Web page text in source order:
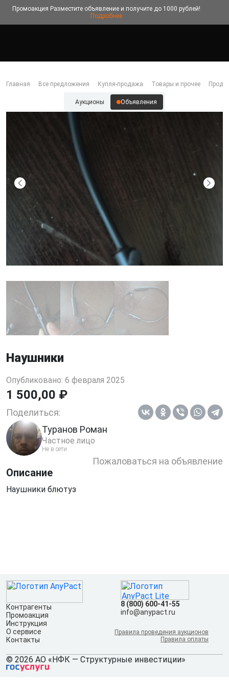
Промоакция Разместите объявление и получите до 1000 рублей!
Подробнее
Главная Все предложения Купля-продажа Товары и прочее
Аукционы Объявления
Наушники
Опубликовано: 6 февраля 2025
1 500,00 ₽
Поделиться:
Туранов Роман
Частное лицо
Не в сети
Пожаловаться на объявление
Описание
Наушники блютуз
Контрагенты
Промоакция
Инструкция
О сервисе
Контакты
8 (800) 600-41-55
info@anypact.ru
Правила проведения аукционов
Правила оплаты
© 2026 АО «НФК — Структурные инвестиции»